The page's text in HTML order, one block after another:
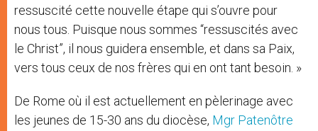
ressuscité cette nouvelle étape qui s’ouvre pour
nous tous. Puisque nous sommes “ressuscités avec
le Christ”, il nous guidera ensemble, et dans sa Paix,
vers tous ceux de nos frères qui en ont tant besoin. »
De Rome où il est actuellement en pèlerinage avec
les jeunes de 15-30 ans du diocèse, Mgr Patenôtre